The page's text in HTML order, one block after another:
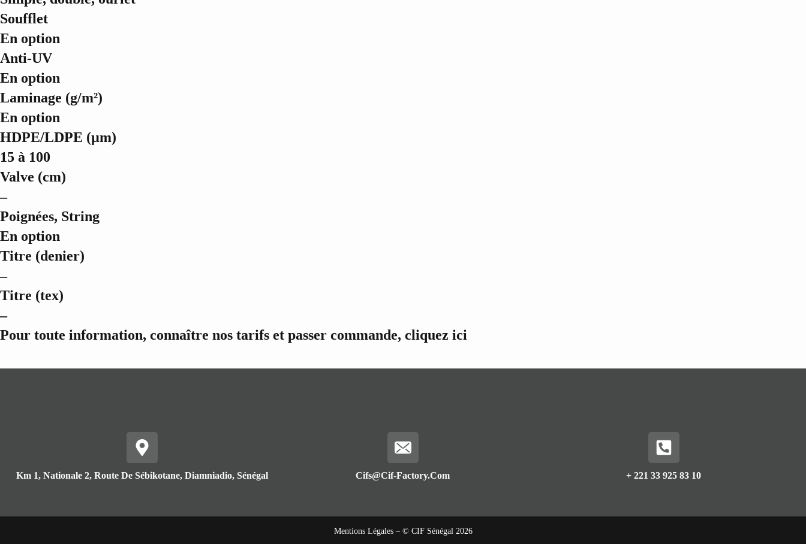
Soufflet
En option
Anti-UV
En option
Laminage (g/m²)
En option
HDPE/LDPE (µm)
15 à 100
Valve (cm)
–
Poignées, String
En option
Titre (denier)
–
Titre (tex)
–
Pour toute information, connaître nos tarifs et passer commande, cliquez ici
Km 1, Nationale 2, Route De Sébikotane, Diamniadio, Sénégal Cifs@cif-Factory.com + 221 33 925 83 10
Mentions Légales– © CIF Sénégal 2026